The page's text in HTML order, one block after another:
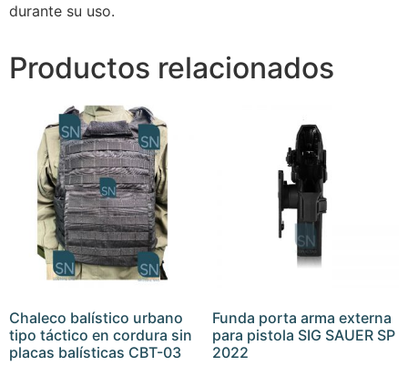
durante su uso.
Productos relacionados
Chaleco balístico urbano
tipo táctico en cordura sin
placas balísticas CBT-03
Funda porta arma externa
para pistola SIG SAUER SP
2022